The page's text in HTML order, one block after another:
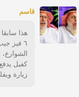
قاسم
هذا
٦ فيز
الشوارع،
زيارة